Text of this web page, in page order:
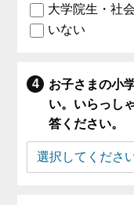
大学院生・社
いない
お子さまの小
い。いらっし
答ください。